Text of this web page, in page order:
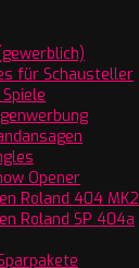
für Schausteller
Opener
Roland 404 MK2
Roland SP 404a